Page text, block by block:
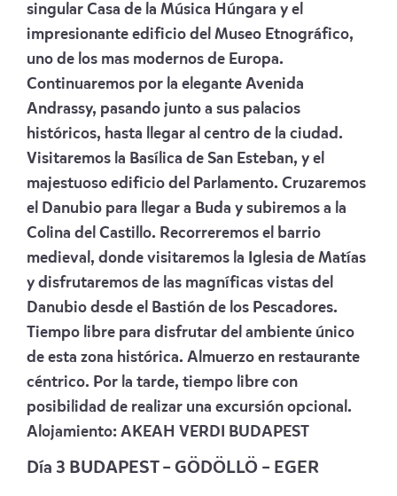
singular Casa de la Música Húngara y el
impresionante edificio del Museo Etnográfico,
uno de los mas modernos de Europa.
Continuaremos por la elegante Avenida
Andrassy, pasando junto a sus palacios
históricos, hasta llegar al centro de la ciudad.
Visitaremos la Basílica de San Esteban, y el
majestuoso edificio del Parlamento. Cruzaremos
el Danubio para llegar a Buda y subiremos a la
Colina del Castillo. Recorreremos el barrio
medieval, donde visitaremos la Iglesia de Matías
y disfrutaremos de las magníficas vistas del
Danubio desde el Bastión de los Pescadores.
Tiempo libre para disfrutar del ambiente único
de esta zona histórica. Almuerzo en restaurante
céntrico. Por la tarde, tiempo libre con
posibilidad de realizar una excursión opcional.
Alojamiento: AKEAH VERDI BUDAPEST
Día 3 BUDAPEST – GÖDÖLLÖ – EGER